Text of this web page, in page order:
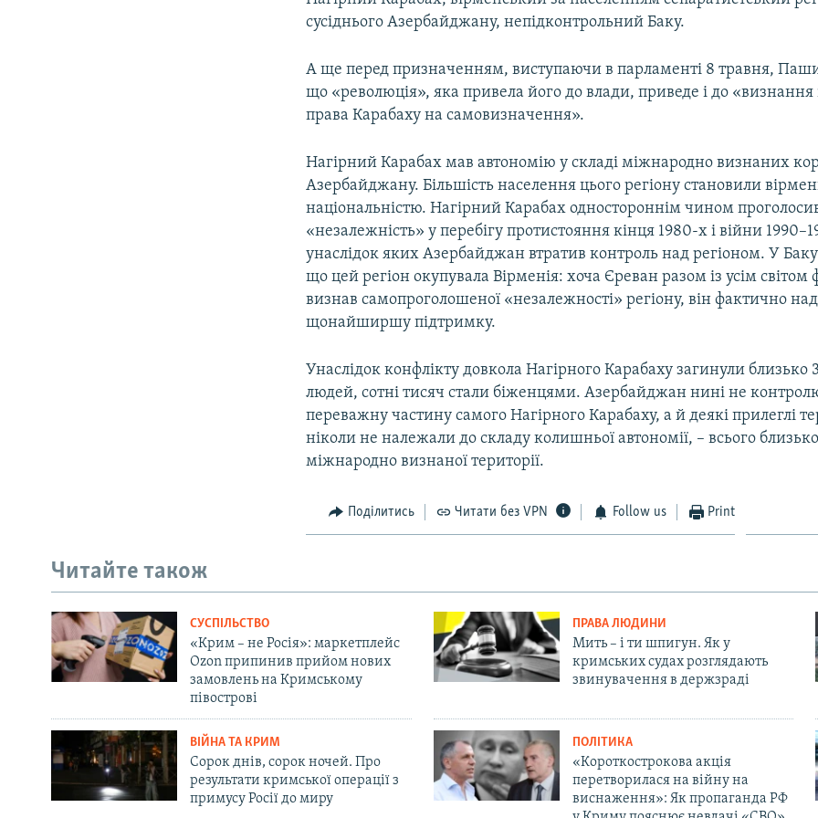
сусіднього Азербайджану, непідконтрольний Баку.
А ще перед призначенням, виступаючи в парламенті 8 травня,
що «революція», яка привела його до влади, приведе і до «визнання і
права Карабаху на самовизначення».
Нагірний Карабах мав автономію у складі міжнародно визнаних
Азербайджану. Більшість населення цього регіону становили
національністю. Нагірний Карабах одностороннім чином
«незалежність» у перебігу протистояння кінця 1980-х і війни
унаслідок яких Азербайджан втратив контроль над регіоном. У
що цей регіон окупувала Вірменія: хоча Єреван разом із усім
визнав самопроголошеної «незалежності» регіону, він фактично
щонайширшу підтримку.
Унаслідок конфлікту довкола Нагірного Карабаху загинули близько
людей, сотні тисяч стали біженцями. Азербайджан нині не
переважну частину самого Нагірного Карабаху, а й деякі прилеглі
ніколи не належали до складу колишньої автономії, – всього близько
міжнародно визнаної території.
Поділитись Читати без VPN Follow us Print
Читайте також
СУСПІЛЬСТВО
«Крим – не Росія»: маркетплейс
Ozon припинив прийом нових
замовлень на Кримському
півострові
ПРАВА ЛЮДИНИ
Мить – і ти шпигун. Як у
кримських судах розглядають
звинувачення в держзраді
ВІЙНА ТА КРИМ
Сорок днів, сорок ночей. Про
результати кримської операції з
примусу Росії до миру
ПОЛІТИКА
«Короткострокова акція
перетворилася на війну на
виснаження»: Як пропаганда РФ